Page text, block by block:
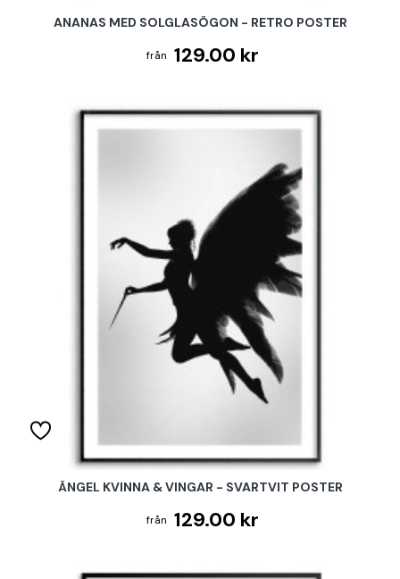
ANANAS MED SOLGLASÖGON - RETRO POSTER
129.00 kr
ÄNGEL KVINNA & VINGAR - SVARTVIT POSTER
129.00 kr